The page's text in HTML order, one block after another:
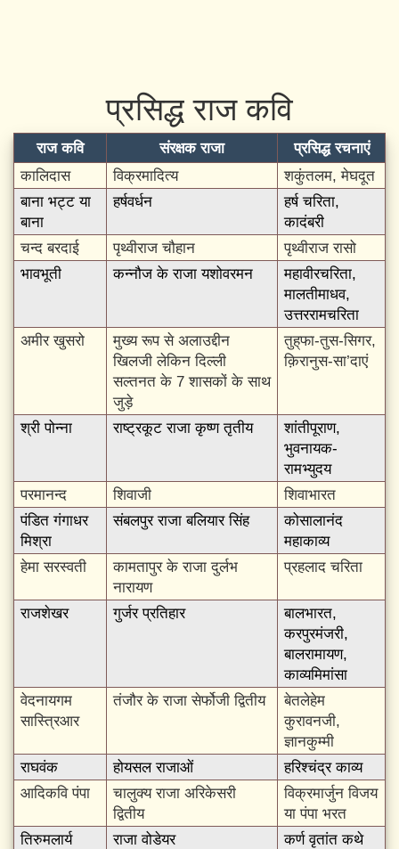
प्रसिद्ध राज कवि
राज कवि संरक्षक राजा
प्रसिद्ध रचनाएं
कालिदास
विक्रमादित्य
शकुंतलम, मेघदूत
बाना भट्ट या
बाना
हर्षवर्धन
हर्ष चरिता,
कादंबरी
चन्द बरदाई
पृथ्वीराज चौहान
पृथ्वीराज रासो
भावभूती
कन्नौज के राजा यशोवरमन
महावीरचरिता,
मालतीमाधव,
उत्तररामचरिता
अमीर खुसरो
मुख्य रूप से अलाउद्दीन
खिलजी लेकिन दिल्ली
सल्तनत के 7 शासकों के साथ
जुड़े
तुह्‌फा-तुस-सिगर,
क़िरानुस-सा’दाएं
श्री पोन्ना राष्ट्रकूट राजा कृष्ण तृतीय
शांतीपूराण,
भुवनायक-
रामभ्युदय
परमानन्द
शिवाजी
शिवाभारत
पंडित गंगाधर
मिश्रा
संबलपुर राजा बलियार सिंह
कोसालानंद
महाकाव्य
हेमा सरस्वती
कामतापुर के राजा दुर्लभ
नारायण
प्रहलाद चरिता
राजशेखर गुर्जर प्रतिहार
बालभारत,
करपुरमंजरी,
बालरामायण,
काव्यमिमांसा
वेदनायगम
सास्त्रिआर
तंजौर के राजा सेर्फोजी द्वितीय
बेतलेहेम
कुरावनजी,
ज्ञानकुम्मी
राघवंक
होयसल राजाओं
हरिश्चंद्र काव्य
आदिकवि पंपा
चालुक्य राजा अरिकेसरी
द्वितीय
विक्रमार्जुन विजय
या पंपा भरत
तिरुमलार्य
राजा वोडेयर
कर्ण वृतांत कथे